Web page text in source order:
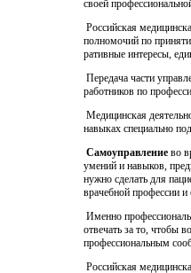
своей
Рос­сийская
полномочий по
ративные ин­те­ресы,
Передача час­­­ти
работников по
Медицинская
навыках специально
Самоуправление во
умений и навыков,
нужно сделать для
врачебной профессии и
Именно
отвечать за то, чтобы
профессиональным
Российская